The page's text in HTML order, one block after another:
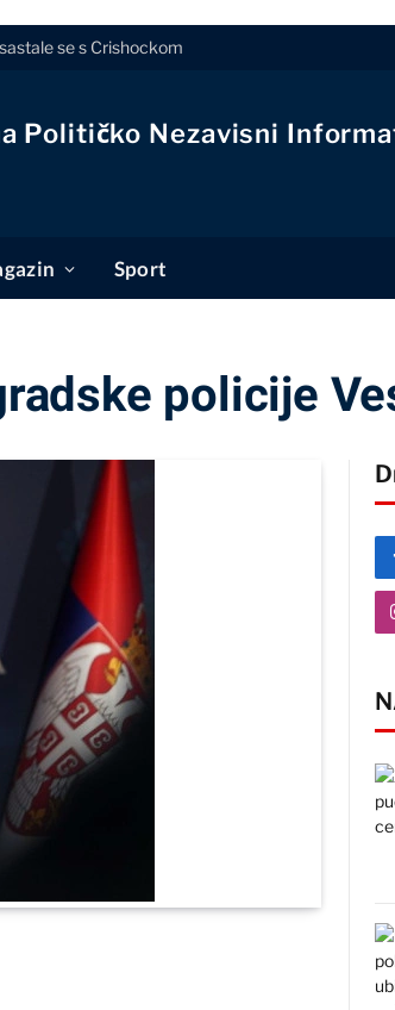
se s Crishockom
Političko Nezavisni
Sport
policije